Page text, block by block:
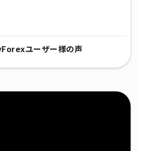
ユーザー様の声​